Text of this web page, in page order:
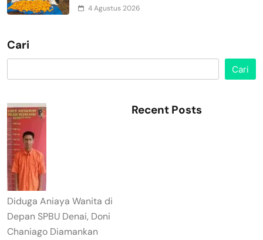
4 Agustus 2026
Cari
Cari
Diduga Aniaya Wanita di
Depan SPBU Denai, Doni
Chaniago Diamankan
Recent Posts